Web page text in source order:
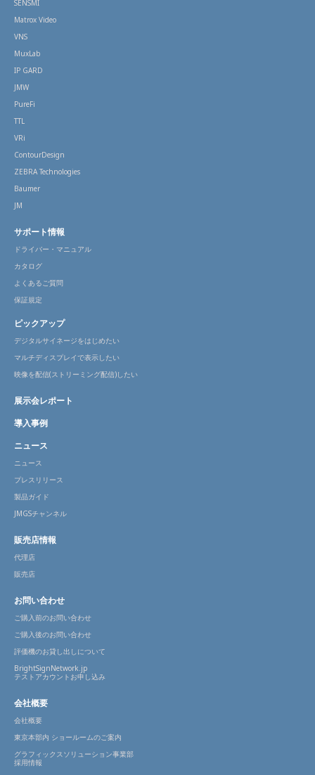
SENSMI
Matrox Video
VNS
MuxLab
IP GARD
JMW
PureFi
TTL
VRi
ContourDesign
ZEBRA Technologies
Baumer
JM
サポート情報
ドライバー・マニュアル
カタログ
よくあるご質問
保証規定
ピックアップ
デジタルサイネージをはじめたい
マルチディスプレイで表示したい
映像を配信(ストリーミング配信)したい
展示会レポート
導入事例
ニュース
ニュース
プレスリリース
製品ガイド
JMGSチャンネル
販売店情報
代理店
販売店
お問い合わせ
ご購入前のお問い合わせ
ご購入後のお問い合わせ
評価機のお貸し出しについて
BrightSignNetwork.jp
テストアカウントお申し込み
会社概要
会社概要
東京本部内 ショールームのご案内
グラフィックスソリューション事業部
採用情報